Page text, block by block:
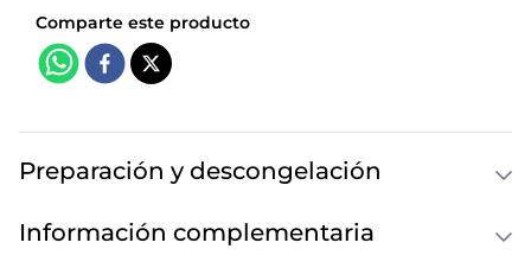
Preparación y descongelación
Información complementaria